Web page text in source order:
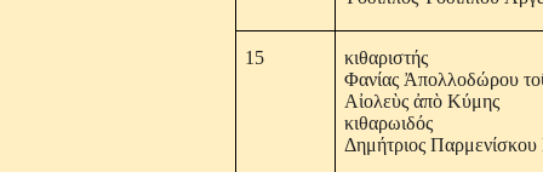
15
κιθαριστής
Φανίας Ἀπολλοδώρου
Αἰολεὺς ἀπὸ Κύμης
κιθαρωιδός
Δημήτριος Παρμενίσκου